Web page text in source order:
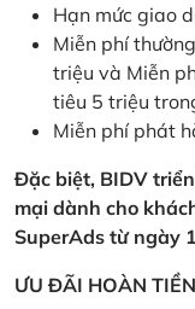
Hạn mức giao
Miễn phí
triệu và Miễn
tiêu 5 triệu
Miễn phí phát
Đặc biệt, BIDV
mại dành cho
SuperAds từ ngày
ƯU ĐÃI HOÀN TIỀN